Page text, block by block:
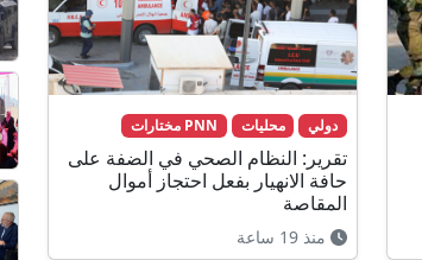
دولي محليات PNN مختارات
تقرير: النظام الصحي في الضفة على
حافة الانهيار بفعل احتجاز أموال
المقاصة
منذ 19 ساعة